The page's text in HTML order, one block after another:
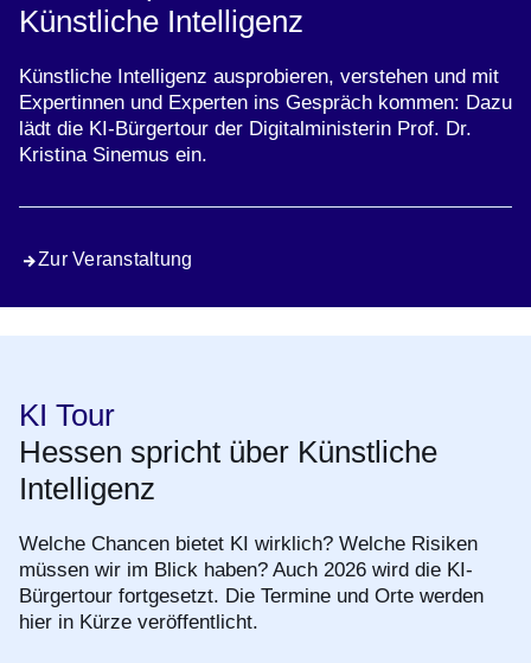
Künstliche Intelligenz
Künstliche Intelligenz ausprobieren, verstehen und mit
Expertinnen und Experten ins Gespräch kommen: Dazu
lädt die KI-Bürgertour der Digitalministerin Prof. Dr.
Kristina Sinemus ein.
Zur Veranstaltung
KI Tour
Hessen spricht über Künstliche
Intelligenz
Welche Chancen bietet KI wirklich? Welche Risiken
müssen wir im Blick haben? Auch 2026 wird die KI-
Bürgertour fortgesetzt. Die Termine und Orte werden
hier in Kürze veröffentlicht.